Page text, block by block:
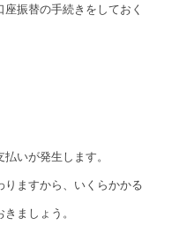
振替の手続きをしておく
いが発生します。
ますから、いくらかかる
ましょう。